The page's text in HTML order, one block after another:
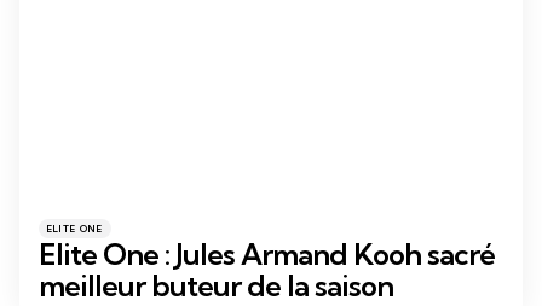
Catégories
Posté
dans
ELITE ONE
Elite One : Jules Armand Kooh sacré
meilleur buteur de la saison